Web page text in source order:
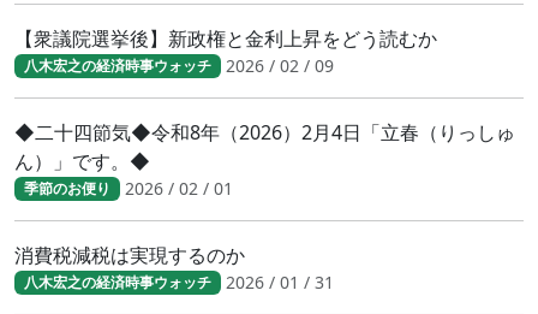
【衆議院選挙後】新政権と金利上昇をどう読むか
八木宏之の経済時事ウォッチ 2026 / 02 / 09
◆二十四節気◆令和8年（2026）2月4日「立春（りっしゅ
ん）」です。◆
季節のお便り 2026 / 02 / 01
消費税減税は実現するのか
八木宏之の経済時事ウォッチ 2026 / 01 / 31